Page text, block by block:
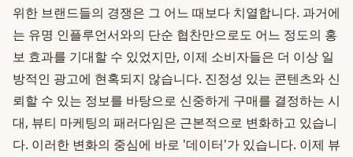
위한 브랜드들의 경쟁은 그 어느 때보다 치열합니다. 과거에
는 유명 인플루언서와의 단순 협찬만으로도 어느 정도의 홍
보 효과를 기대할 수 있었지만, 이제 소비자들은 더 이상 일
방적인 광고에 현혹되지 않습니다. 진정성 있는 콘텐츠와 신
뢰할 수 있는 정보를 바탕으로 신중하게 구매를 결정하는 시
대, 뷰티 마케팅의 패러다임은 근본적으로 변화하고 있습니
다. 이러한 변화의 중심에 바로 '데이터'가 있습니다. 이제 뷰